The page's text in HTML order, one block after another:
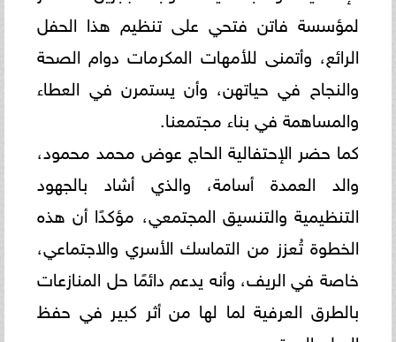
لمؤسسة فاتن فتحي على تنظيم هذا الحفل
الرائع، وأتمنى للأمهات المكرمات دوام الصحة
والنجاح في حياتهن، وأن يستمرن في العطاء
والمساهمة في بناء مجتمعنا.
كما حضر الإحتفالية الحاج عوض محمد محمود،
والد العمدة أسامة، والذي أشاد بالجهود
التنظيمية والتنسيق المجتمعي، مؤكدًا أن هذه
الخطوة تُعزز من التماسك الأسري والاجتماعي،
خاصة في الريف، وأنه يدعم دائمًا حل المنازعات
بالطرق العرفية لما لها من أثر كبير في حفظ